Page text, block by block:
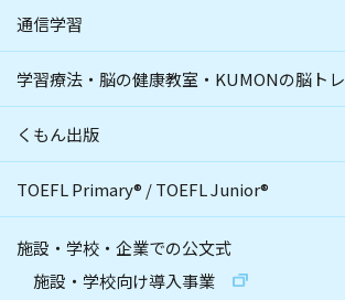
通信学習
学習療法・脳の健康教室・KUMONの脳トレ
くもん出版
TOEFL Primary® /TOEFL Junior®
施設・学校・企業での公文式
施設・学校向け導入事業